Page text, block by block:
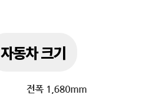
자동차 크기